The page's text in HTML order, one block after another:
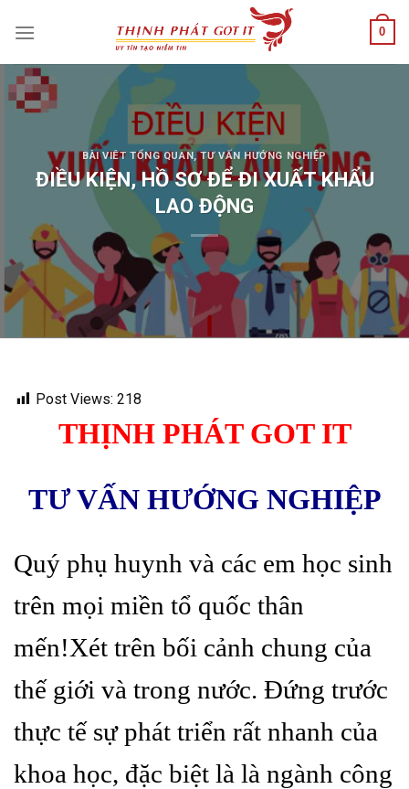
0
BÀI VIÊT TỔNG QUAN ,TƯ VẤN HƯỚNG NGHIỆP
ĐIỀU KIỆN, HỒ SƠ ĐỂ ĐI XUẤT KHẨU
LAO ĐỘNG
Post Views: 218
THỊNH PHÁT GOT IT
TƯ VẤN HƯỚNG NGHIỆP
Quý phụ huynh và các em học sinh
trên mọi miền tổ quốc thân
mến!Xét trên bối cảnh chung của
thế giới và trong nước. Đứng trước
thực tế sự phát triển rất nhanh của
khoa học, đặc biệt là là ngành công